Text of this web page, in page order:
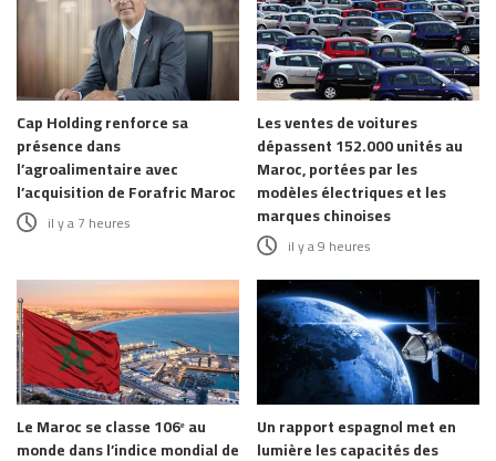
Cap Holding renforce sa
présence dans
l’agroalimentaire avec
l’acquisition de Forafric Maroc
il y a 7 heures
Les ventes de voitures
dépassent 152.000 unités au
Maroc, portées par les
modèles électriques et les
marques chinoises
il y a 9 heures
Le Maroc se classe 106ᵉ au
monde dans l’indice mondial de
Un rapport espagnol met en
lumière les capacités des